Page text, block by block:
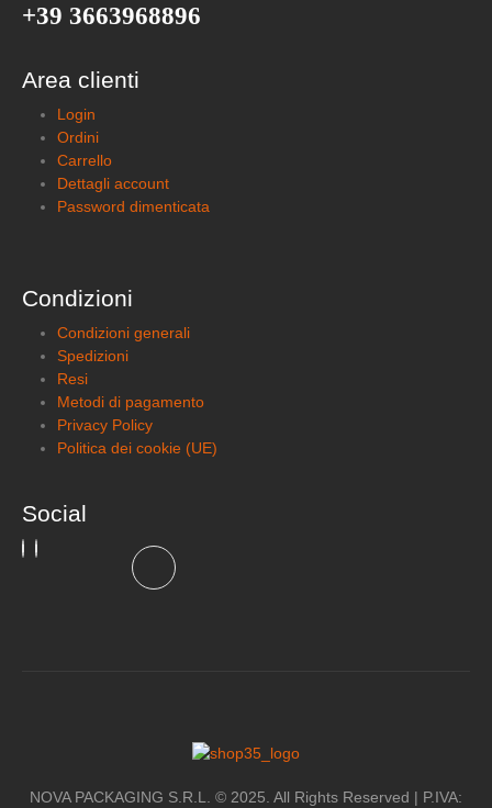
+39 3663968896
Area clienti
Login
Ordini
Carrello
Dettagli account
Password dimenticata
Condizioni
Condizioni generali
Spedizioni
Resi
Metodi di pagamento
Privacy Policy
Politica dei cookie (UE)
Social
NOVA PACKAGING S.R.L. © 2025. All Rights Reserved | P.IVA: